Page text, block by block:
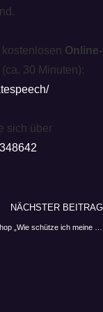
Online-
(ca. 30 Minuten):
sich über
NÄCHSTER BEITRAG